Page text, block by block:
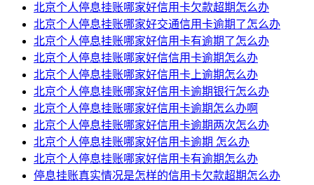
北京个人停息挂账哪家好信用卡欠款超期怎么办
北京个人停息挂账哪家好交通信用卡逾期了怎么办
北京个人停息挂账哪家好信用卡有逾期了怎么办
北京个人停息挂账哪家好信信用卡逾期怎么办
北京个人停息挂账哪家好信用卡上逾期怎么办
北京个人停息挂账哪家好信用卡逾期银行怎么办
北京个人停息挂账哪家好信用卡逾期怎么办啊
北京个人停息挂账哪家好信用卡逾期两次怎么办
北京个人停息挂账哪家好信用卡逾期 怎么办
北京个人停息挂账哪家好信用卡有逾期怎么办
停息挂账真实情况是怎样的信用卡欠款超期怎么办